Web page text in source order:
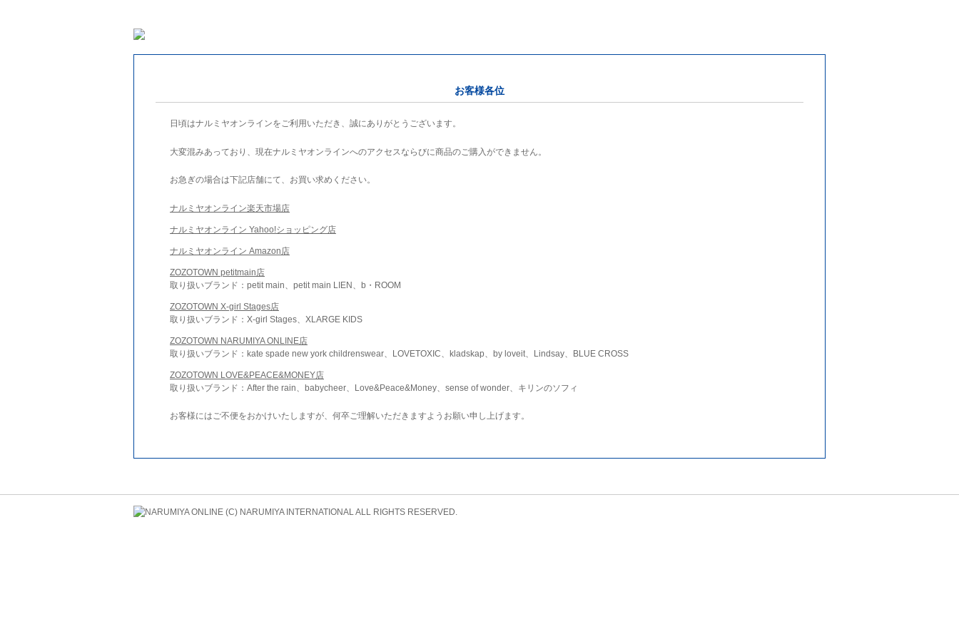
お客様各位
日頃はナルミヤオンラインをご利用いただき、誠にありがとうございます。
大変混みあっており、現在ナルミヤオンラインへのアクセスならびに商品のご購入ができません。
お急ぎの場合は下記店舗にて、お買い求めください。
ナルミヤオンライン楽天市場店
ナルミヤオンライン Yahoo!ショッピング店
ナルミヤオンライン Amazon店
ZOZOTOWN petitmain店
取り扱いブランド：petit main、petit main LIEN、b・ROOM
ZOZOTOWN X-girl Stages店
取り扱いブランド：X-girl Stages、XLARGE KIDS
ZOZOTOWN NARUMIYA ONLINE店
取り扱いブランド：kate spade new york childrenswear、LOVETOXIC、kladskap、by loveit、Lindsay、BLUE CROSS
ZOZOTOWN LOVE&PEACE&MONEY店
取り扱いブランド：After the rain、babycheer、Love&Peace&Money、sense of wonder、キリンのソフィ
お客様にはご不便をおかけいたしますが、何卒ご理解いただきますようお願い申し上げます。